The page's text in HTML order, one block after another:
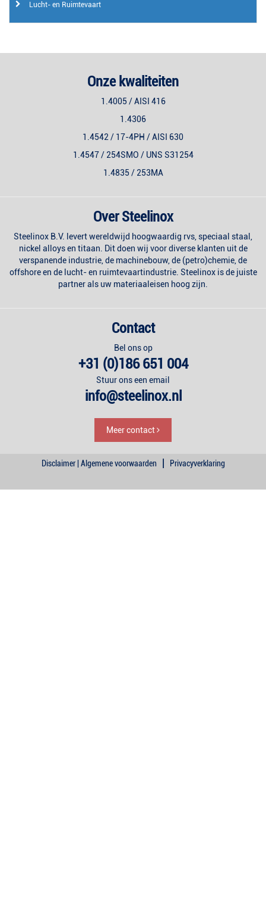
Lucht- en Ruimtevaart
Onze kwaliteiten
1.4005 / AISI 416
1.4306
1.4542 / 17-4PH / AISI 630
1.4547 / 254SMO / UNS S31254
1.4835 / 253MA
Over Steelinox
Steelinox B.V. levert wereldwijd hoogwaardig rvs, speciaal staal,
nickel alloys en titaan. Dit doen wij voor diverse klanten uit de
verspanende industrie, de machinebouw, de (petro)chemie, de
offshore en de lucht- en ruimtevaartindustrie. Steelinox is de juiste
partner als uw materiaaleisen hoog zijn.
Contact
Bel ons op
+31 (0)186 651 004
Stuur ons een email
info@steelinox.nl
Meer contact
Disclaimer | Algemene voorwaarden | Privacyverklaring